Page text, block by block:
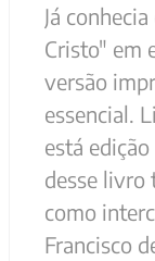
Já
Cristo" em
versão
essencial.
está
desse livro
como
Francisco